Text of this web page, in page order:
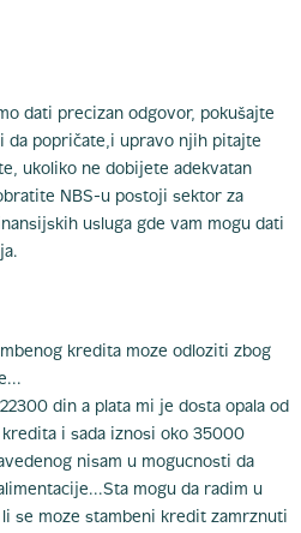
dati precizan odgovor, pokušajte
da popričate,i upravo njih pitajte
ukoliko ne dobijete adekvatan
NBS-u postoji sektor za
usluga gde vam mogu dati
kredita moze odloziti zbog
din a plata mi je dosta opala od
i sada iznosi oko 35000
nisam u mogucnosti da
mogu da radim u
li se moze stambeni kredit zamrznuti